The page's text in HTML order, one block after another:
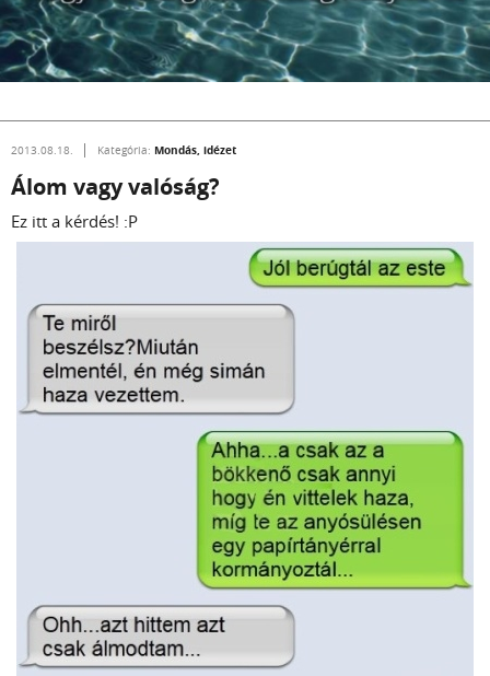
2013.08.18. Kategória: Mondás, idézet
Álom vagy valóság?
Ez itt a kérdés! :P